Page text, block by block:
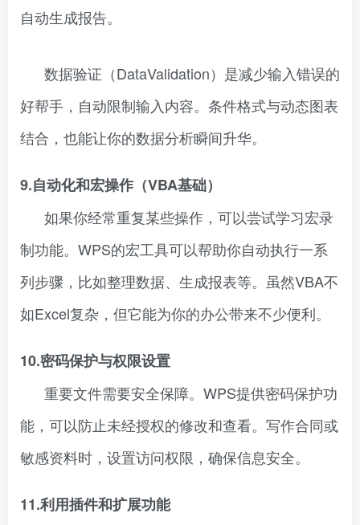
自动生成报告。
数据验证（DataValidation）是减少输入错误的
好帮手，自动限制输入内容。条件格式与动态图表
结合，也能让你的数据分析瞬间升华。
9.自动化和宏操作（VBA基础）
如果你经常重复某些操作，可以尝试学习宏录
制功能。WPS的宏工具可以帮助你自动执行一系
列步骤，比如整理数据、生成报表等。虽然VBA不
如Excel复杂，但它能为你的办公带来不少便利。
10.密码保护与权限设置
重要文件需要安全保障。WPS提供密码保护功
能，可以防止未经授权的修改和查看。写作合同或
敏感资料时，设置访问权限，确保信息安全。
11.利用插件和扩展功能